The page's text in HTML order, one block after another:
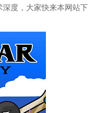
度，大家快来本网站下